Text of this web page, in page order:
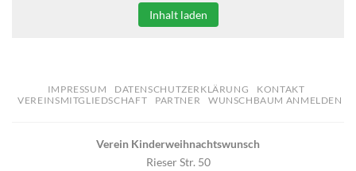
Inhalt laden
IMPRESSUM DATENSCHUTZERKLÄRUNG
KONTAKT
VEREINSMITGLIEDSCHAFT
PARTNER WUNSCHBAUM ANMELDEN
Verein Kinderweihnachtswunsch
Rieser Str. 50